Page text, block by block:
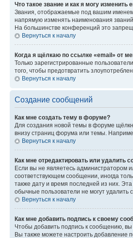
Что такое звание и как я могу изменить
Звания, отображаемые под вашим
напрямую изменять наименования
На большинстве конференций это
Вернуться к началу
Когда я щёлкаю по ссылке «email» от
Только зарегистрированные
того, чтобы предотвратить
Вернуться к началу
Создание сообщений
Как мне создать тему в форуме?
Для создания новой темы в форуме
внизу страниц форума или темы.
Вернуться к началу
Как мне отредактировать или удалить
Если вы не являетесь администратором
соответствующем сообщении, иногда
также дату и время последней из них.
обычные пользователи не могут удалить
Вернуться к началу
Как мне добавить подпись к своему
Чтобы добавить подпись к сообщению,
Вы также можете настроить добавление